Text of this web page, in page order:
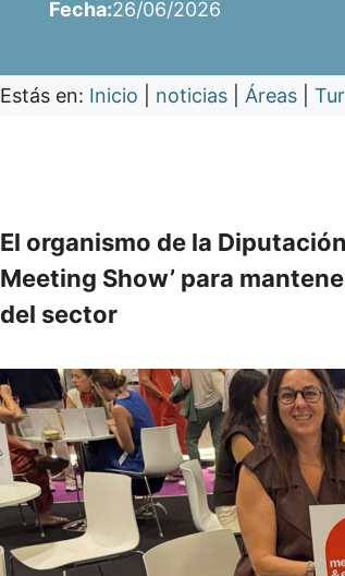
Fecha:26/06/2026
Estás en: Inicio noticias Áreas
El organismo de la
Meeting Show’ para
del sector